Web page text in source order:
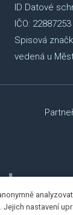
ID Datové
IČO: 22887253
Spisová
vedená u
Jejich nastavení